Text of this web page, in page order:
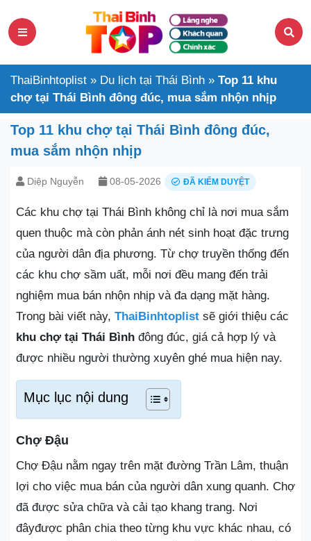
ThaiBinhtoplist » Du lịch tại Thái Bình » Top 11 khu
chợ tại Thái Bình đông đúc, mua sắm nhộn nhịp
Top 11 khu chợ tại Thái Bình đông đúc,
mua sắm nhộn nhịp
Diệp Nguyễn 08-05-2026 ĐÃ KIỂM DUYỆT
Các khu chợ tại Thái Bình không chỉ là nơi mua sắm
quen thuộc mà còn phản ánh nét sinh hoạt đặc trưng
của người dân địa phương. Từ chợ truyền thống đến
các khu chợ sầm uất, mỗi nơi đều mang đến trải
nghiệm mua bán nhộn nhịp và đa dạng mặt hàng.
Trong bài viết này, ThaiBinhtoplist sẽ giới thiệu các
khu chợ tại Thái Bình đông đúc, giá cả hợp lý và
được nhiều người thường xuyên ghé mua hiện nay.
Mục lục nội dung
Chợ Đậu
Chợ Đậu nằm ngay trên mặt đường Trần Lâm, thuận
lợi cho việc mua bán của người dân xung quanh. Chợ
đã được sửa chữa và cải tạo khang trang. Nơi
đâyđược phân chia theo từng khu vực khác nhau, có